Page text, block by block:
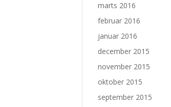
marts 2016
februar 2016
januar 2016
december 2015
november 2015
oktober 2015
september 2015